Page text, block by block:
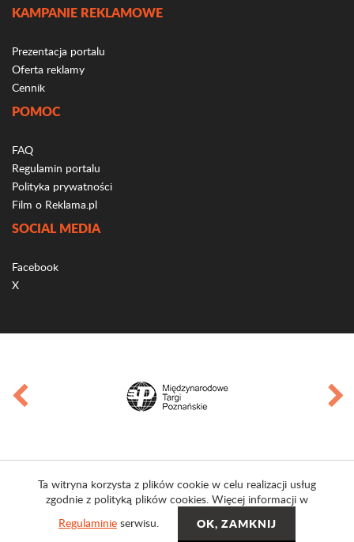
KAMPANIE REKLAMOWE
Prezentacja portalu
Oferta reklamy
Cennik
POMOC
FAQ
Regulamin portalu
Polityka prywatności
Film o Reklama.pl
SOCIAL MEDIA
Facebook
X
Ta witryna korzysta z plików cookie w celu realizacji usług
zgodnie z polityką plików cookies. Więcej informacji w
Regulaminie serwisu.